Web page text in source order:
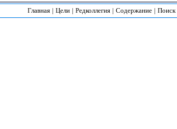
Главная | Цели | Редколлегия | Содержание | Поиск